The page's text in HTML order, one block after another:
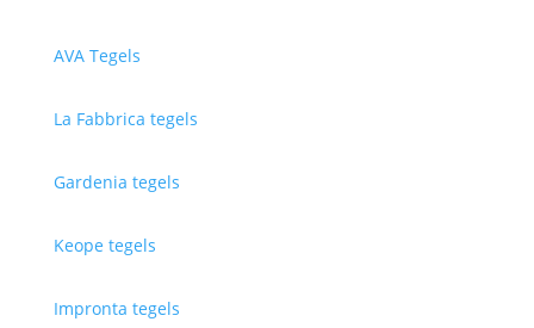
AVA Tegels
La Fabbrica tegels
Gardenia tegels
Keope tegels
Impronta tegels